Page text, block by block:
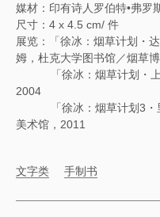
媒材：印有诗人罗伯特•弗罗
尺寸：4 x 4.5 cm/ 件
展览：「徐冰：烟草计划・
姆，杜克大学图书馆／烟草
「徐冰：烟草计划・上
2004
「徐冰：烟草计划3・里
美术馆，2011
文字类 手制书